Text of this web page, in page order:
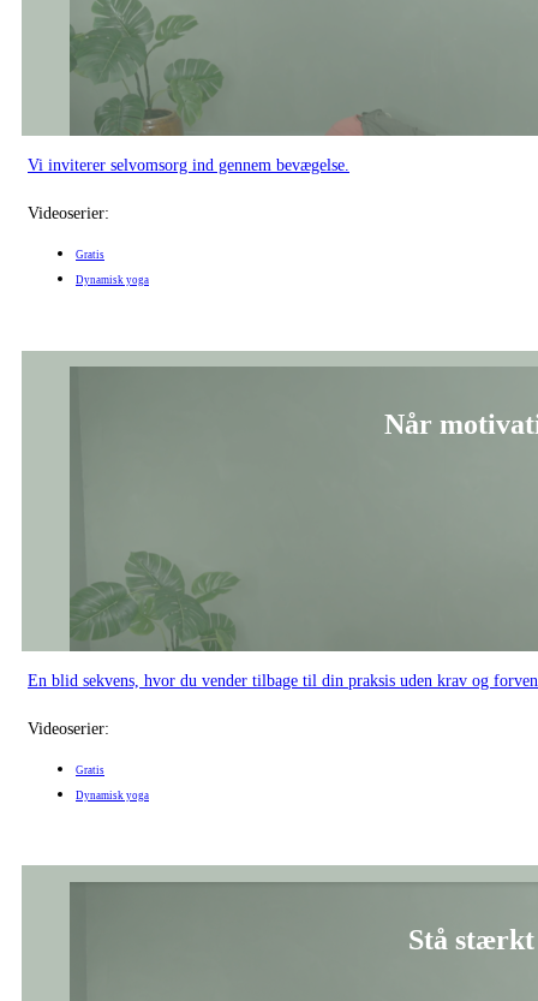
Vi inviterer selvomsorg ind gennem bevægelse.
Videoserier:
Gratis
Dynamisk yoga
Når
En blid sekvens, hvor du vender tilbage til din praksis uden krav og
Videoserier:
Gratis
Dynamisk yoga
Stå